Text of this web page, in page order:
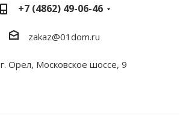
+7 (4862) 49-06-46
zakaz@01dom.ru
г. Орел, Московское шоссе, 9